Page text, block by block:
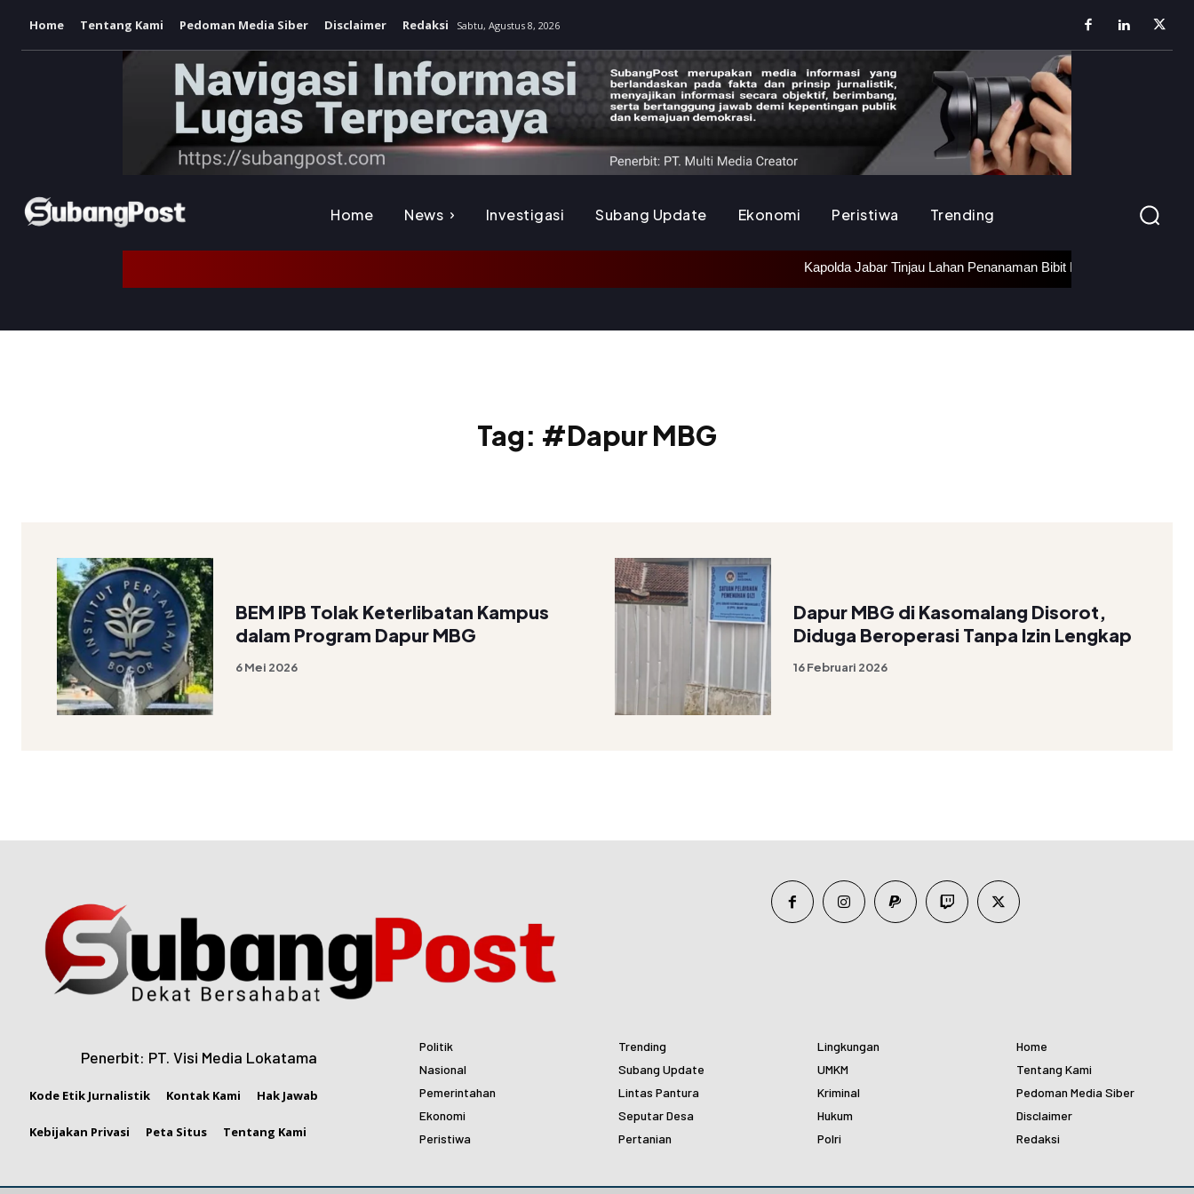
Home Tentang Kami Pedoman Media Siber Disclaimer Redaksi Sabtu, Agustus 8, 2026
Home News Investigasi Subang Update Ekonomi Peristiwa Trending
Kapolda Jabar Tinjau Lahan Penanaman Bibit Bawang Putih di
Tag: #Dapur MBG
BEM IPB Tolak Keterlibatan Kampus
dalam Program Dapur MBG
6 Mei 2026
Dapur MBG di Kasomalang Disorot,
Diduga Beroperasi Tanpa Izin Lengkap
16 Februari 2026
Penerbit: PT. Visi Media Lokatama
Kode Etik Jurnalistik Kontak Kami Hak Jawab
Kebijakan Privasi Peta Situs Tentang Kami
Politik
Nasional
Pemerintahan
Ekonomi
Peristiwa
Trending
Subang Update
Lintas Pantura
Seputar Desa
Pertanian
Lingkungan
UMKM
Kriminal
Hukum
Polri
Home
Tentang Kami
Pedoman Media Siber
Disclaimer
Redaksi